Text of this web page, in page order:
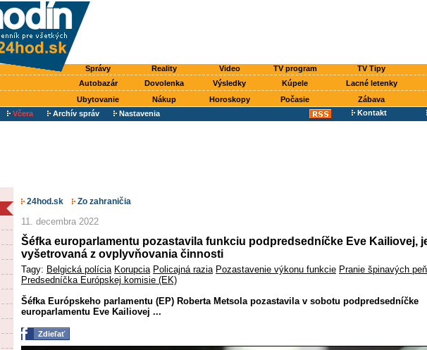
Správy Reality Video TV program TV Tipy
Autobazár Dovolenka Výsledky Kúpele Lacné letenky
Ubytovanie Nákup Horoskopy Počasie Zábava
Včera Archív správ Nastavenia Kontakt
24hod.sk Zo zahraničia
11. decembra 2022
Šéfka europarlamentu pozastavila funkciu podpredsedníčke Eve Kailiovej,
vyšetrovaná z ovplyvňovania činnosti
Tagy: Belgická polícia Korupcia Policajná razia Pozastavenie výkonu funkcie Pranie špinavých
Predsedníčka Európskej komisie (EK)
Šéfka Európskeho parlamentu (EP) Roberta Metsola pozastavila v sobotu podpredsedníčke
europarlamentu Eve Kailiovej ...
Zdieľať